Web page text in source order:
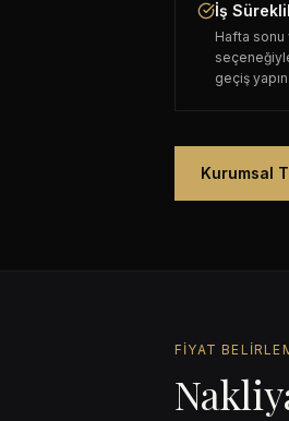
İş
Hafta sonu
geçiş yapın.
Kurumsal
FIYAT